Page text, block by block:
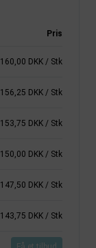
Pris
160,00 DKK / Stk
156,25 DKK / Stk
153,75 DKK / Stk
150,00 DKK / Stk
147,50 DKK / Stk
143,75 DKK / Stk